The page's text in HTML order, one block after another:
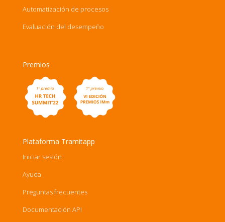
Automatización de procesos
Evaluación del desempeño
Premios
Plataforma Tramitapp
Iniciar sesión
Ayuda
Preguntas frecuentes
Documentación API